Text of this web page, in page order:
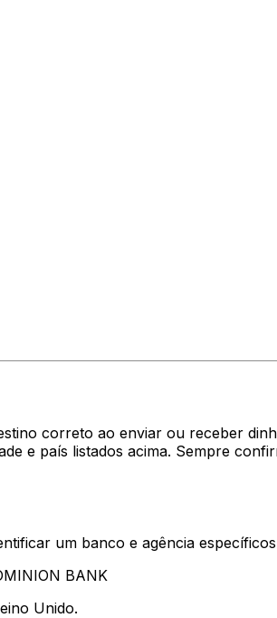
correto ao enviar ou receber
e país listados acima. Sempre
um banco e agência
BANK
Unido.